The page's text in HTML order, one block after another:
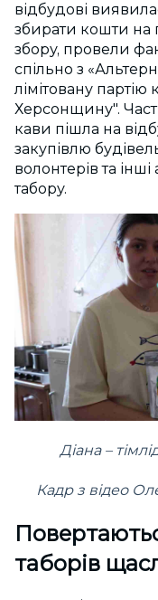
відбудові
збирати кошти на
збору, провели
спільно з
лімітовану
Херсонщину".
кави пішла на
закупівлю
волонтерів та
табору.
Діана –
Кадр з відео
таборів